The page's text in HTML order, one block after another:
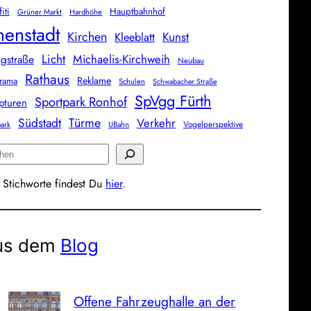
Grüner Markt Hardhöhe Hauptbahnhof
Kirchen Kleeblatt Kunst
Licht Michaelis-Kirchweih Neubau
Rathaus Reklame Schulen Schwabacher Straße
Sportpark Ronhof SpVgg Fürth
Südstadt Türme UBahn Verkehr Vogelperspektive
findest Du hier.
dem Blog
Offene Fahrzeughalle an der